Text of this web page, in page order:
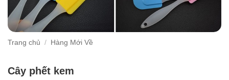
Trang chủ / Hàng Mới Về
Cây phết kem